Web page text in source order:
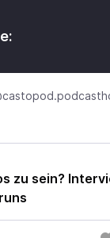
zu sein?